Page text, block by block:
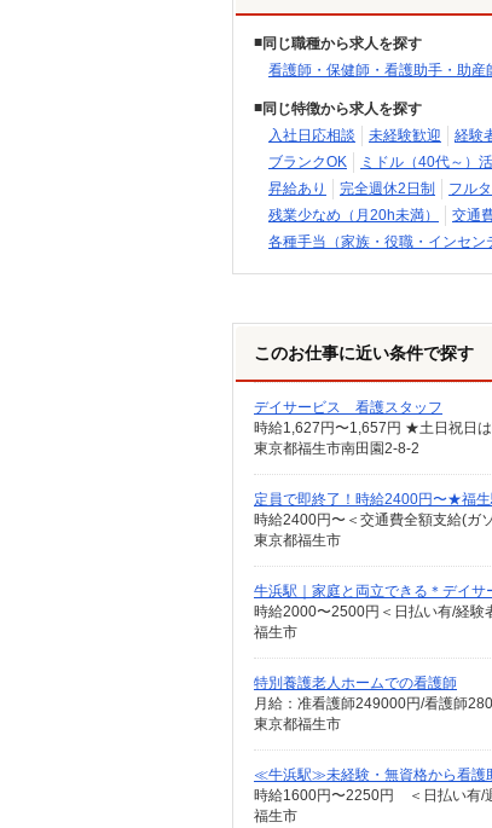
同じ職種から求人を探す
看護師・保健師・看護助手・助産
同じ特徴から求人を探す
入社日応相談
未経験歓迎 経験
ブランクOK
ミドル（40代～）
昇給あり
完全週休2日制 フル
残業少なめ（月20h未満）
交通
各種手当（家族・役職・インセン
このお仕事に近い条件で探す
デイサービス 看護スタッフ
時給1,627円〜1,657円 ★土日祝日
東京都福生市南田園2-8-2
定員で即終了！時給2400円〜★福
時給2400円〜＜交通費全額支給(ガ
東京都福生市
牛浜駅｜家庭と両立できる＊デイサ
時給2000〜2500円＜日払い有/経験
福生市
特別養護老人ホームでの看護師
月給：准看護師249000円/看護師
東京都福生市
≪牛浜駅≫未経験・無資格から看護
時給1600円〜2250円 ＜日払い有/
福生市